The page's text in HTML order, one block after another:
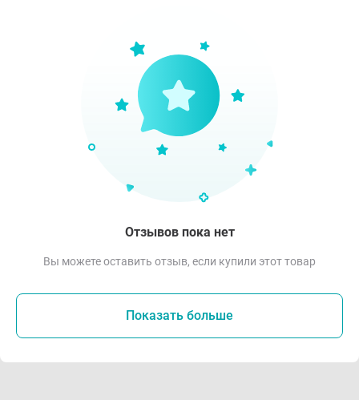
Отзывов пока нет
Вы можете оставить отзыв, если купили этот товар
Показать больше